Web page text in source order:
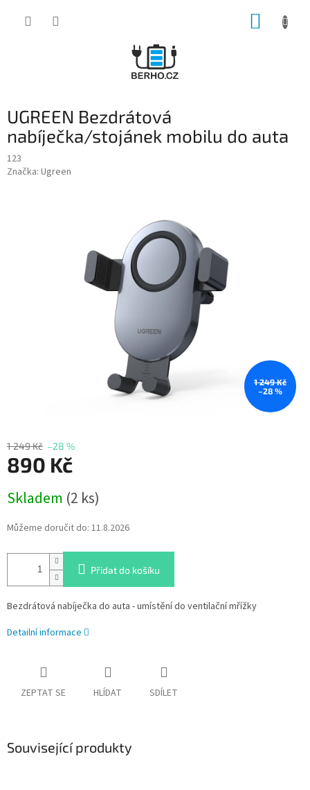
UGREEN Bezdrátová
nabíječka/stojánek mobilu do auta
123
Značka: Ugreen
1 249 Kč
–28 %
1 249 Kč –28 %
890 Kč
cena:
Skladem (2 ks)
Můžeme doručit do: 11.8.2026
Přidat do košíku
Bezdrátová nabíječka do auta - umístění do ventilační mřížky
Detailní informace
ZEPTAT SE HLÍDAT SDÍLET
Související produkty